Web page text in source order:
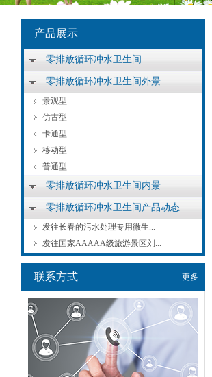
产品展示
零排放循环冲水卫生间
零排放循环冲水卫生间外景
景观型
仿古型
卡通型
移动型
普通型
零排放循环冲水卫生间内景
零排放循环冲水卫生间产品动态
发往长春的污水处理专用微生...
发往国家AAAAA级旅游景区刘...
更多
联系方式